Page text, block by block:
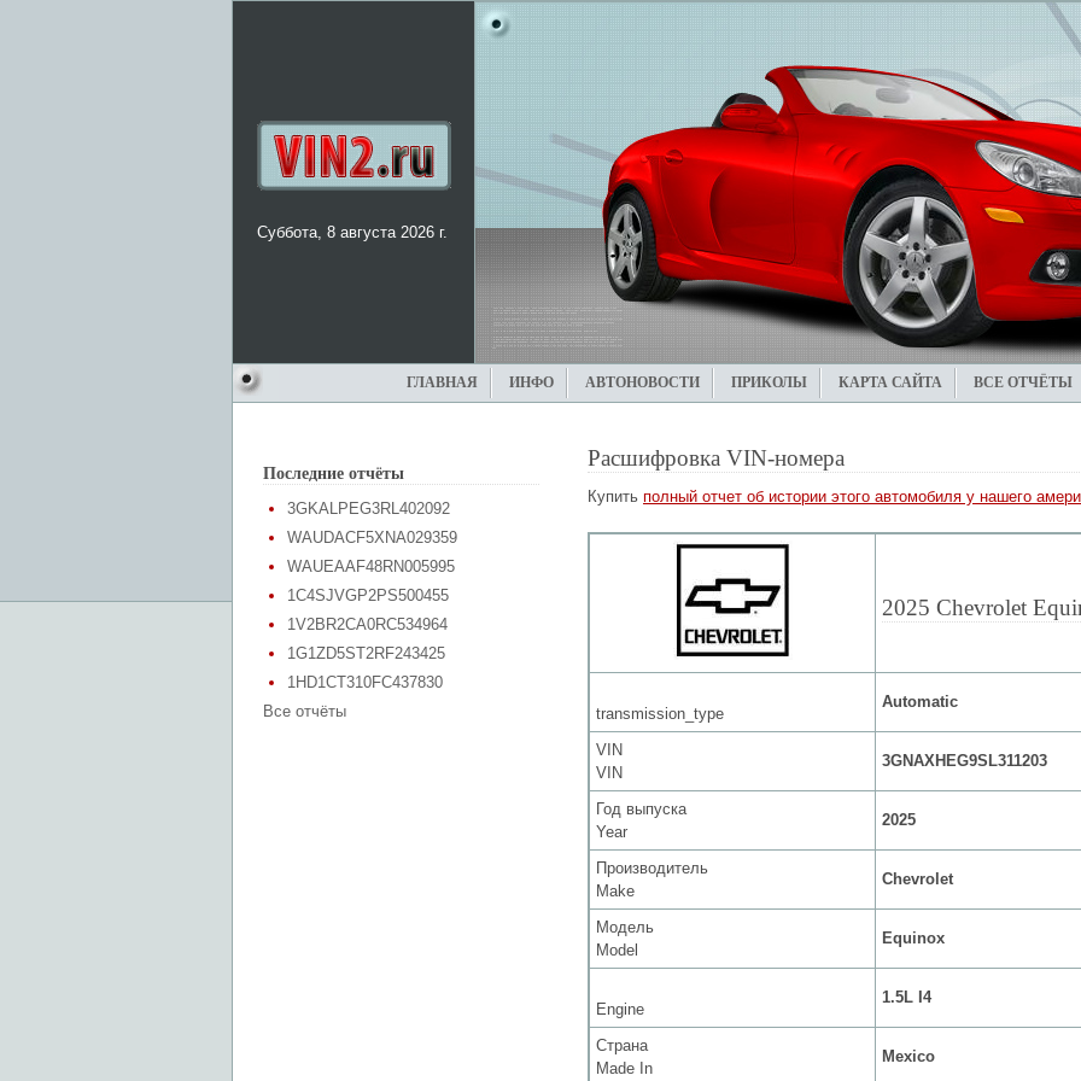
Суббота, 8 августа 2026 г.
ГЛАВНАЯ ИНФО АВТОНОВОСТИ ПРИКОЛЫ КАРТА САЙТА ВСЕ ОТЧЁТЫ
Последние отчёты
3GKALPEG3RL402092
WAUDACF5XNA029359
WAUEAAF48RN005995
1C4SJVGP2PS500455
1V2BR2CA0RC534964
1G1ZD5ST2RF243425
1HD1CT310FC437830
Все отчёты
Расшифровка VIN-номера
Купить полный отчет об истории этого автомобиля у нашего
2025 Chevrolet
transmission_type
Automatic
VIN
VIN
3GNAXHEG9SL311203
Год выпуска
Year
2025
Производитель
Make
Chevrolet
Модель
Model
Equinox
Engine
1.5L I4
Страна
Made In
Mexico